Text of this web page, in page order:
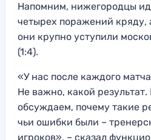
Напомним, нижегородцы
четырех поражений кряду,
они крупно уступили
(1:4).
«У нас после каждого
Не важно, какой
обсуждаем, почему такие
чьи ошибки были –
игроков», – сказал